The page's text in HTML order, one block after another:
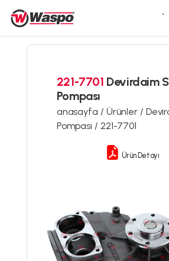
221-7701 Devirdaim
Pompası
anasayfa / Ürünler /
Pompası / 221-7701
Ürün Detayı